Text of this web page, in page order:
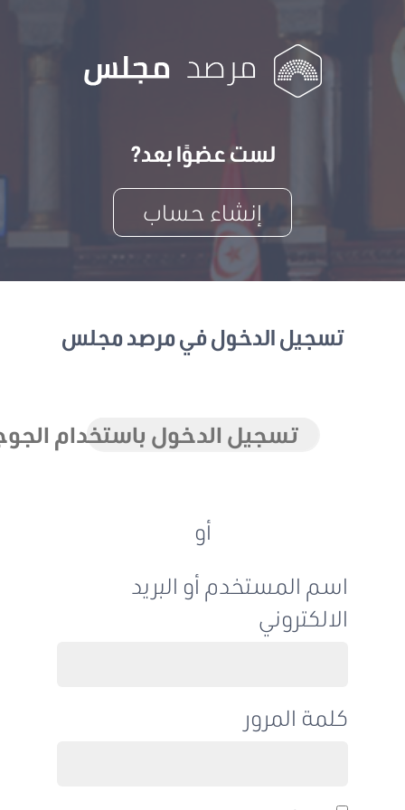
لست عضوًا بعد?
إنشاء حساب
تسجيل الدخول في مرصد مجلس
تسجيل الدخول باستخدام الجوجل
اسم المستخدم أو البريد
الالكتروني
كلمة المرور